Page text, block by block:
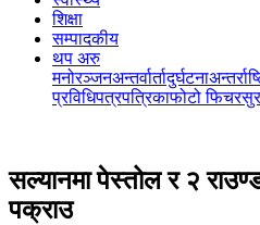
शिक्षा
सम्पादकीय
थप अरु
मनोरञ्जनअन्तर्वार्तादुर्घटना
प्रविधिपत्रपत्रिकाफोटो फिचर
सल्यानमा पेस्तोल र २
पक्राउ